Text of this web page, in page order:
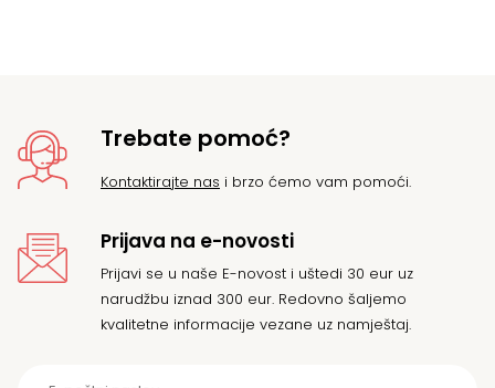
Trebate pomoć?
Kontaktirajte nas i brzo ćemo vam pomoći.
Prijava na e-novosti
Prijavi se u naše E-novost i uštedi 30 eur uz
narudžbu iznad 300 eur. Redovno šaljemo
kvalitetne informacije vezane uz namještaj.